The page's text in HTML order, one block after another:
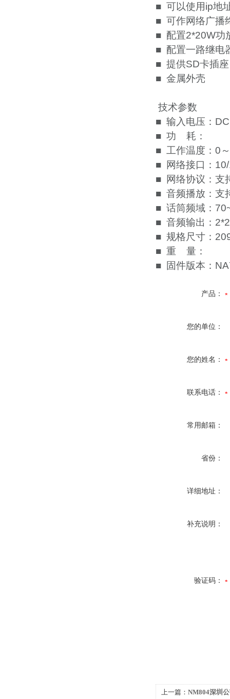
■ 可以使用ip地
■ 可作网络广播
■ 配置2*20W功
■ 配置一路继电
■ 提供SD卡插
■ 金属外壳
技术参数
■ 输入电压：
■ 功 耗：
■ 工作温度：0
■ 网络接口：
■ 网络协议：支
■ 音频播放：支
■ 话筒频域：
■ 音频输出：
■ 规格尺寸：
■ 重 量：
■ 固件版本
产品：
您的单位：
您的姓名：
联系电话：
常用邮箱：
省份：
详细地址：
补充说明：
验证码：
上一篇： NM804深圳